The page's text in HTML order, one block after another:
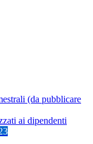
(da pubblicare
ai dipendenti